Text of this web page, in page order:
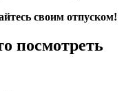
своим отпуском!
посмотреть